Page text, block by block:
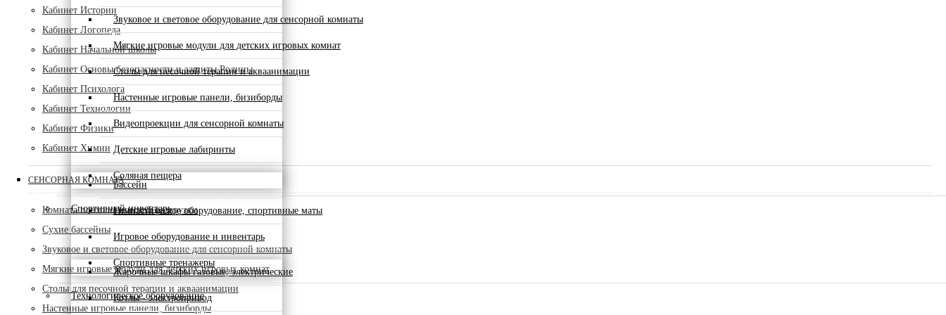
Звуковое и световое оборудование для сенсорной комнаты
Мягкие игровые модули для детских игровых комнат
Столы для песочной терапии и акваанимации
Настенные игровые панели, бизиборды
Видеопроекции для сенсорной комнаты
Детские игровые лабиринты
Соляная пещера
Спортивный инвентарь
Бассейн
Гимнастическое оборудование, спортивные маты
Игровое оборудование и инвентарь
Спортивные тренажеры
Технологическое оборудование
Жарочные шкафы газовые, электрические
Котлы - электропривод
Кабинет Истории
Кабинет Логопеда
Кабинет Начальной школы
Кабинет Основы безопасности и защиты Родины
Кабинет Психолога
Кабинет Технологии
Кабинет Физики
Кабинет Химии
СЕНСОРНАЯ КОМНАТА
Комната психологической разгрузки
Сухие бассейны
Звуковое и световое оборудование для сенсорной комнаты
Мягкие игровые модули для детских игровых комнат
Столы для песочной терапии и акваанимации
Настенные игровые панели, бизиборды